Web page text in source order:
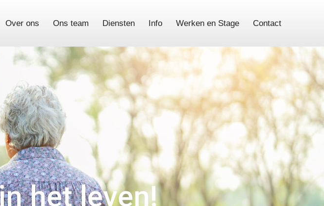
Over ons Ons team Diensten Info Werken en Stage Contact
het leven!